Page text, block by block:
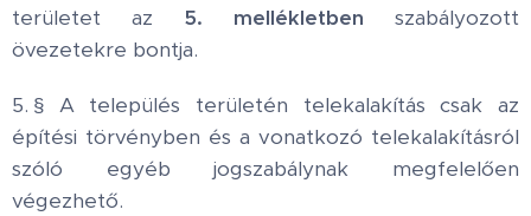
területet az 5. mellékletben szabályozott
övezetekre bontja.
5. § A település területén telekalakítás csak az
építési törvényben és a vonatkozó telekalakításról
szóló egyéb jogszabálynak megfelelően
végezhető.